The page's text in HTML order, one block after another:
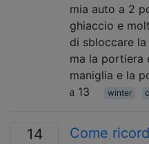
mia auto a 2
ghiaccio e
di sbloccare
ma la portiera
maniglia e la
13
winter
14
Come